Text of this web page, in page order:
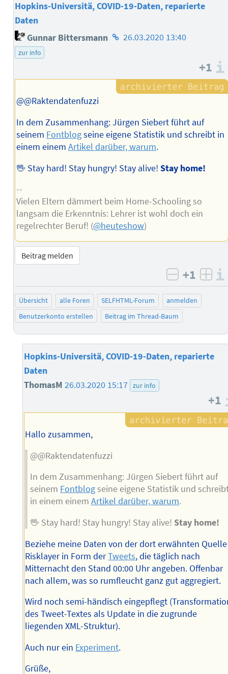
Hopkins-Universitä, COVID-19-Daten, reparierte
Daten
Gunnar Bittersmann Homepage
26.03.2020 13:40
zur info
+1
@@Raktendatenfuzzi
In dem Zusammenhang: Jürgen Siebert führt auf
seinem Fontblogseine eigene Statistik und schreibt in
einem einem Artikel darüber, warum.
🖖 Stay hard! Stay hungry! Stay alive! Stay home!
--
Vielen Eltern dämmert beim Home-Schooling so
langsam die Erkenntnis: Lehrer ist wohl doch ein
regelrechter Beruf! (@heuteshow)
Beitrag melden
negativ
+1
Übersicht alle Foren SELFHTML-Forum
anmelden
Benutzerkonto erstellen
Beitrag im Thread-Baum
Hopkins-Universitä, COVID-19-Daten, reparierte
Daten
ThomasM 26.03.2020 15:17 zur info
+1
Hallo zusammen,
@@Raktendatenfuzzi
In dem Zusammenhang: Jürgen Siebert führt auf
seinem Fontblogseine eigene Statistik und
in einem einemArtikel darüber, warum.
🖖 Stay hard! Stay hungry! Stay alive! Stay home!
Beziehe meine Daten von der dort erwähnten Quelle
Risklayer in Form derTweets, die täglich nach
Mitternacht den Stand 00:00 Uhr angeben. Offenbar
nach allem, was so rumfleucht ganz gut aggregiert.
Wird noch semi-händisch eingepflegt
des Tweet-Textes als Update in die zugrunde
liegenden XML-Struktur).
Auch nur ein Experiment.
Grüße,